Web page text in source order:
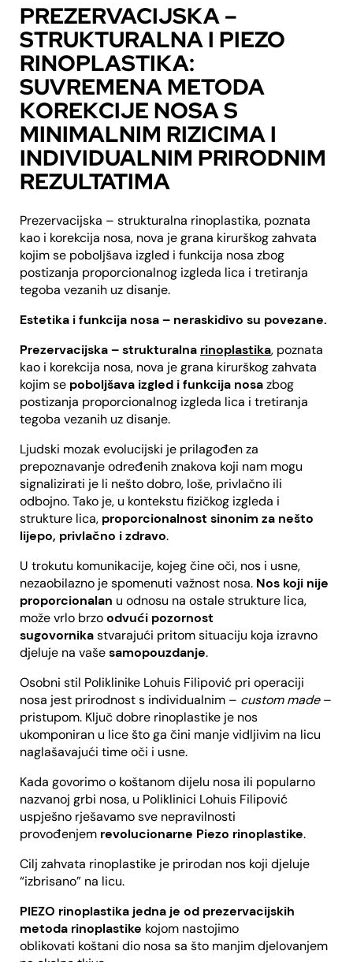
PREZERVACIJSKA –
STRUKTURALNA I PIEZO
RINOPLASTIKA:
SUVREMENA METODA
KOREKCIJE NOSA S
MINIMALNIM RIZICIMA I
INDIVIDUALNIM PRIRODNIM
REZULTATIMA
Prezervacijska – strukturalna rinoplastika, poznata
kao i korekcija nosa, nova je grana kirurškog zahvata
kojim se poboljšava izgled i funkcija nosa zbog
postizanja proporcionalnog izgleda lica i tretiranja
tegoba vezanih uz disanje.
Estetika i funkcija nosa – neraskidivo su povezane.
Prezervacijska – strukturalna rinoplastika, poznata
kao i korekcija nosa, nova je grana kirurškog zahvata
kojim se poboljšava izgled i funkcija nosazbog
postizanja proporcionalnog izgleda lica i tretiranja
tegoba vezanih uz disanje.
Ljudski mozak evolucijski je prilagođen za
prepoznavanje određenih znakova koji nam mogu
signalizirati je li nešto dobro, loše, privlačno ili
odbojno. Tako je, u kontekstu fizičkog izgleda i
strukture lica, proporcionalnost sinonim za nešto
lijepo, privlačno i zdravo.
U trokutu komunikacije, kojeg čine oči, nos i usne,
nezaobilazno je spomenuti važnost nosa. Nos koji nije
proporcionalan u odnosu na ostale strukture lica,
može vrlo brzoodvući pozornost
sugovornikastvarajući pritom situaciju koja izravno
djeluje na vašesamopouzdanje.
Osobni stil Poliklinike Lohuis Filipović pri operaciji
nosa jest prirodnost s individualnim – custom made–
pristupom. Ključ dobre rinoplastike je nos
ukomponiran u lice što ga čini manje vidljivim na licu
naglašavajući time oči i usne.
Kada govorimo o koštanom dijelu nosa ili popularno
nazvanoj grbi nosa, u Poliklinici Lohuis Filipović
uspješno rješavamo sve nepravilnosti
provođenjem revolucionarne Piezo rinoplastike.
Cilj zahvata rinoplastike je prirodan nos koji djeluje
“izbrisano” na licu.
PIEZO rinoplastika jedna je od prezervacijskih
metoda rinoplastike kojom nastojimo
oblikovati koštani dio nosa sa što manjim djelovanjem